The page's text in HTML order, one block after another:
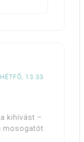
13:33
kihívást –
mosogatót.